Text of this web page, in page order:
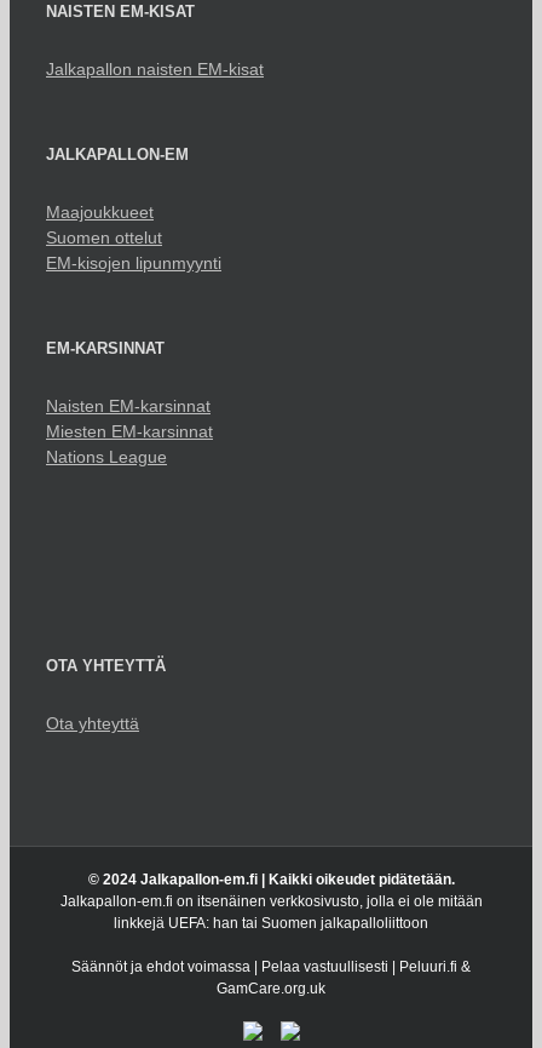
NAISTEN EM-KISAT
Jalkapallon naisten EM-kisat
JALKAPALLON-EM
Maajoukkueet
Suomen ottelut
EM-kisojen lipunmyynti
EM-KARSINNAT
Naisten EM-karsinnat
Miesten EM-karsinnat
Nations League
OTA YHTEYTTÄ
Ota yhteyttä
© 2024 Jalkapallon-em.fi | Kaikki oikeudet pidätetään.
Jalkapallon-em.fi on itsenäinen verkkosivusto, jolla ei ole mitään
linkkejä UEFA: han tai Suomen jalkapalloliittoon
Säännöt ja ehdot voimassa | Pelaa vastuullisesti | Peluuri.fi &
GamCare.org.uk